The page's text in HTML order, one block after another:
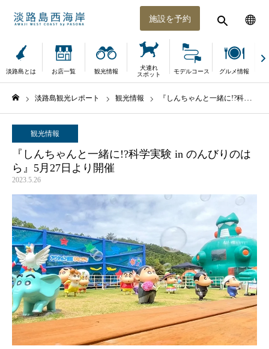
施設を予約
淡路島とは お店一覧 観光情報
犬連れ
スポット
モデルコース グルメ情報
淡路島観光レポート 観光情報 『しんちゃんと一緒に!?科学実験 in のんびりのはら』5月27日より開催
観光情報
『しんちゃんと一緒に!?科学実験 in のんびりのは
ら』5月27日より開催
2023.5.26